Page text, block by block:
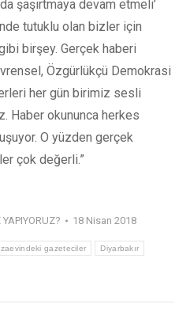
şaşırtmaya devam etmeli’
tutuklu olan bizler için
birşey. Gerçek haberi
Özgürlükçü Demokrasi
her gün birimiz sesli
Haber okununca herkes
O yüzden gerçek
çok değerli.”
YAPIYORUZ? 18 Nisan 2018
gazeteciler Diyarbakır